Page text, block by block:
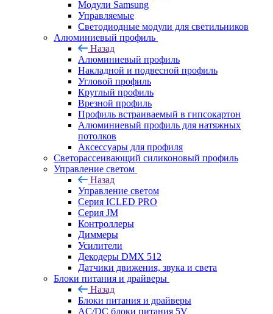
Модули Samsung
Управляемые
Светодиодные модули для светильников
Алюминиевый профиль
Назад
Алюминиевый профиль
Накладной и подвесной профиль
Угловой профиль
Круглый профиль
Врезной профиль
Профиль встраиваемый в гипсокартон
Алюминиевый профиль для натяжных
потолков
Аксессуары для профиля
Светорассеивающий силиконовый профиль
Управление светом
Назад
Управление светом
Серия ICLED PRO
Серия JM
Контроллеры
Диммеры
Усилители
Декодеры DMX 512
Датчики движения, звука и света
Блоки питания и драйверы
Назад
Блоки питания и драйверы
AC/DC блоки питания 5V